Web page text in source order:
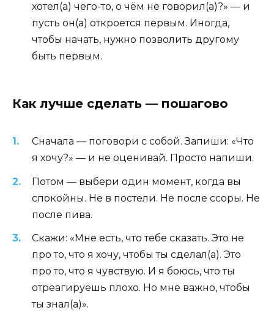
хотел(а) чего-то, о чём не говорил(а)?» — и
пусть он(а) откроется первым. Иногда,
чтобы начать, нужно позволить другому
быть первым.
Как лучше сделать — пошагово
Сначала — поговори с собой. Запиши: «Что
я хочу?» — и не оценивай. Просто напиши.
Потом — выбери один момент, когда вы
спокойны. Не в постели. Не после ссоры. Не
после пива.
Скажи: «Мне есть, что тебе сказать. Это не
про то, что я хочу, чтобы ты сделал(а). Это
про то, что я чувствую. И я боюсь, что ты
отреагируешь плохо. Но мне важно, чтобы
ты знал(а)».